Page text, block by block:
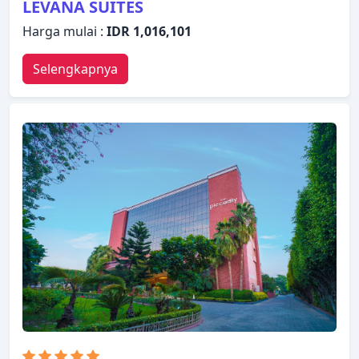
LEVANA SUITES
Harga mulai : IDR 1,016,101
Selengkapnya